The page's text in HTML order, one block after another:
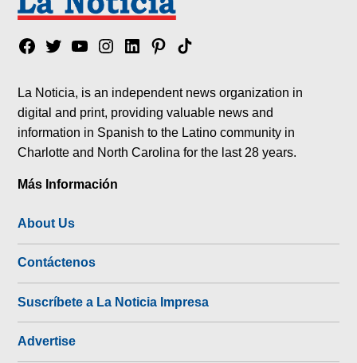
Facebook
TwitterYouTubeInstagram
LinkedinPinterest
Tik
La Noticia, is an independent news organization in
digital and print, providing valuable news and
information in Spanish to the Latino community in
Charlotte and North Carolina for the last 28 years.
Más Información
About Us
Contáctenos
Suscríbete a La Noticia Impresa
Advertise